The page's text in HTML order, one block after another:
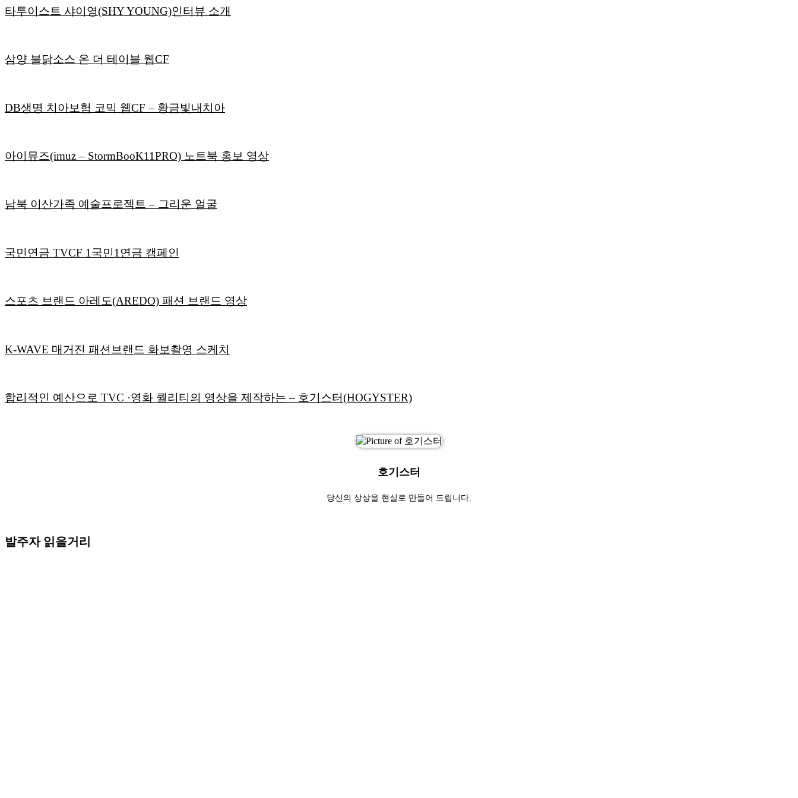
타투이스트 샤이영(SHY YOUNG)인터뷰 소개
삼양 불닭소스 온 더 테이블 웹CF
DB생명 치아보험 코믹 웹CF – 황금빛내치아
아이뮤즈(imuz – StormBooK11PRO) 노트북 홍보 영상
남북 이산가족 예술프로젝트 – 그리운 얼굴
국민연금 TVCF 1국민1연금 캠페인
스포츠 브랜드 아레도(AREDO) 패션 브랜드 영상
K-WAVE 매거진 패션브랜드 화보촬영 스케치
합리적인 예산으로 TVC ·영화 퀄리티의 영상을 제작하는 – 호기스터(HOGYSTER)
호기스터
당신의 상상을 현실로 만들어 드립니다.
발주자 읽을거리